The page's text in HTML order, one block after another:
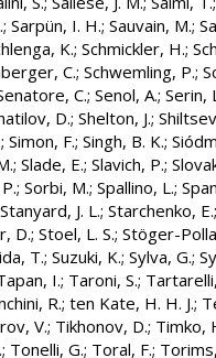
; Sarpün, I. H.; Sauvain, M.;
K.; Schmickler, H.;
C.; Schwemling, P.;
C.; Senol, A.; Serin,
D.; Shelton, J.;
; Simon, F.; Singh, B. K.;
; Slade, E.; Slavich, P.;
; Sorbi, M.; Spallino, L.;
Stanyard, J. L.; Starchenko, E.
D.; Stoel, L. S.; Stöger-
T.; Suzuki, K.; Sylva, G.;
I.; Taroni, S.;
R.; ten Kate, H. H. J.;
V.; Tikhonov, D.; Timko,
; Tonelli, G.; Toral, F.;